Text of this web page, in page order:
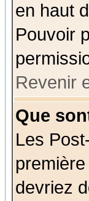
en haut
Pouvoir
Revenir
Que
Les
devriez